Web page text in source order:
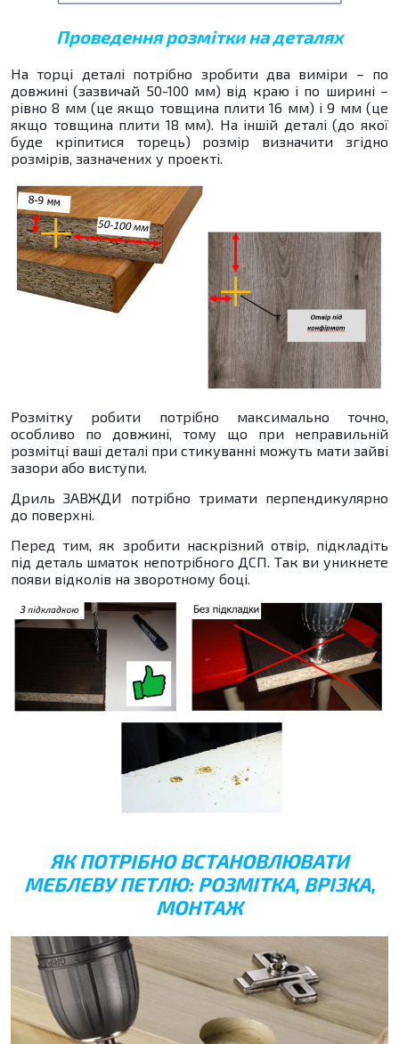
Проведення розмітки на деталях
На торці деталі потрібно зробити два виміри – по
довжині (зазвичай 50-100 мм) від краю і по ширині –
рівно 8 мм (це якщо товщина плити 16 мм) і 9 мм (це
якщо товщина плити 18 мм). На іншій деталі (до якої
буде кріпитися торець) розмір визначити згідно
розмірів, зазначених у проекті.
Розмітку робити потрібно максимально точно,
особливо по довжині, тому що при неправильній
розмітці ваші деталі при стикуванні можуть мати зайві
зазори або виступи.
Дриль ЗАВЖДИ потрібно тримати перпендикулярно
до поверхні.
Перед тим, як зробити наскрізний отвір, підкладіть
під деталь шматок непотрібного ДСП. Так ви уникнете
появи відколів на зворотному боці.
ЯК ПОТРІБНО ВСТАНОВЛЮВАТИ
МЕБЛЕВУ ПЕТЛЮ: РОЗМІТКА, ВРІЗКА,
МОНТАЖ